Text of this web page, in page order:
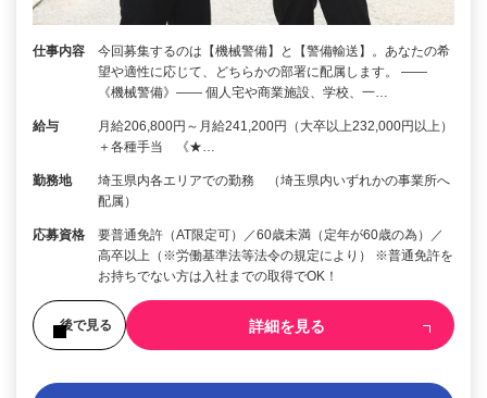
仕事内容
今回募集するのは【機械警備】と【警備輸送】。あなたの希
望や適性に応じて、どちらかの部署に配属します。 ――
《機械警備》―― 個人宅や商業施設、学校、一…
給与
月給206,800円～月給241,200円（大卒以上232,000円以上）
＋各種手当 《★…
勤務地
埼玉県内各エリアでの勤務 （埼玉県内いずれかの事業所へ
配属）
応募資格
要普通免許（AT限定可）／60歳未満（定年が60歳の為）／
高卒以上（※労働基準法等法令の規定により） ※普通免許を
お持ちでない方は入社までの取得でOK！
後で見る 詳細を見る